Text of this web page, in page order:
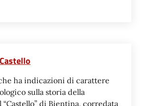
ha indicazioni di carattere
sulla storia della
di Bientina, corredata